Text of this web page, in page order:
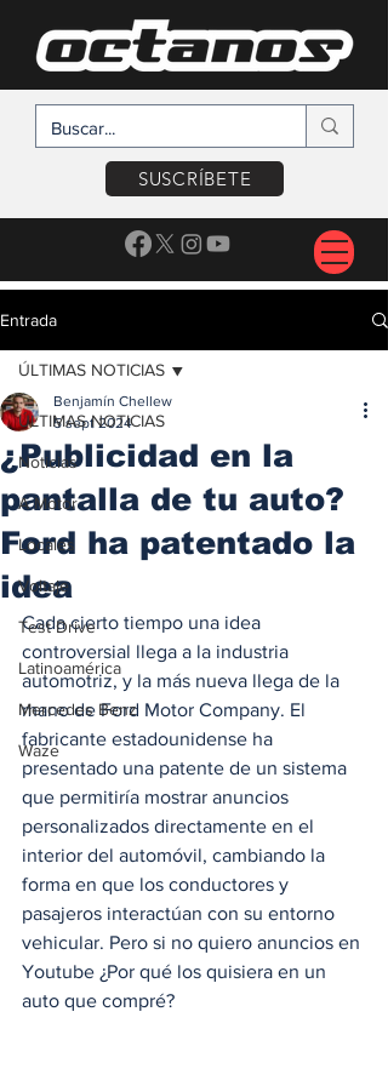
SUSCRÍBETE
Entrada
ÚLTIMAS NOTICIAS
Noticias
A Motor
Locales
Voltaje
Test Drive
Latinoamérica
Mercedes Benz
Waze
ÚLTIMAS NOTICIAS
¿Publicidad en la
pantalla de tu auto?
Ford ha patentado la
idea
Benjamín Chellew
5 sept 2024
Cada cierto tiempo una idea
controversial llega a la industria
automotriz, y la más nueva llega de la
mano de Ford Motor Company. El
fabricante estadounidense ha
presentado una patente de un sistema
que permitiría mostrar anuncios
personalizados directamente en el
interior del automóvil, cambiando la
forma en que los conductores y
pasajeros interactúan con su entorno
vehicular. Pero si no quiero anuncios en
Youtube ¿Por qué los quisiera en un
auto que compré?